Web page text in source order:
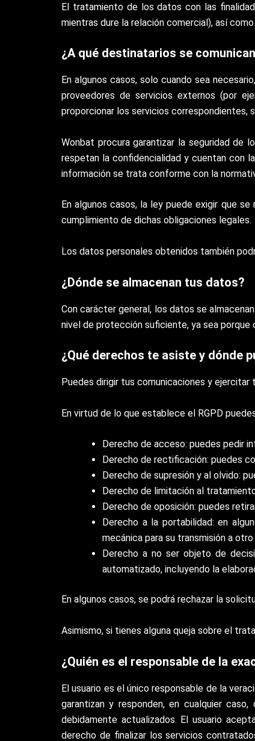
El tratamiento de los datos con las
mientras dure la relación comercial), así
¿A qué destinatarios se
En algunos casos, solo cuando sea
proveedores de servicios externos (por
proporcionar los servicios correspondientes,
Wonbat procura garantizar la seguridad de
respetan la confidencialidad y cuentan con
información se trata conforme con la
En algunos casos, la ley puede exigir que
cumplimiento de dichas obligaciones legales.
Los datos personales obtenidos también
¿Dónde se almacenan tus datos?
Con carácter general, los datos se
nivel de protección suficiente, ya sea porque
¿Qué derechos te asiste y dónde
Puedes dirigir tus comunicaciones y
En virtud de lo que establece el RGPD
Derecho de acceso: puedes pedir
Derecho de rectificación: puedes
Derecho de supresión y al olvido:
Derecho de limitación al
Derecho de oposición: puedes
Derecho a la portabilidad: en
mecánica para su transmisión a
Derecho a no ser objeto de
automatizado, incluyendo la
En algunos casos, se podrá rechazar la
Asimismo, si tienes alguna queja sobre el
¿Quién es el responsable de la
El usuario es el único responsable de la
garantizan y responden, en cualquier
debidamente actualizados. El usuario
derecho de finalizar los servicios